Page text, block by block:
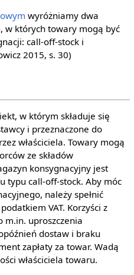
wyróżniamy dwa
w których towary mogą być
call-off-stock i
2015, s. 30)
w którym składuje się
i przeznaczone do
właściciela. Towary mogą
ze składów
konsygnacyjny jest
typu call-off-stock. Aby móc
należy spełnić
VAT. Korzyści z
m.in. uproszczenia
dostaw i braku
zapłaty za towar. Wadą
właściciela towaru.